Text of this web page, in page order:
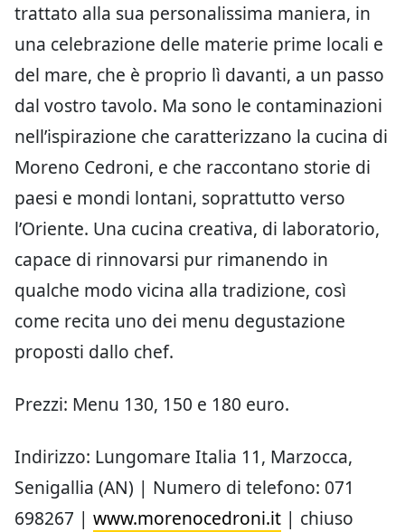
trattato alla sua personalissima maniera, in
una celebrazione delle materie prime locali e
del mare, che è proprio lì davanti, a un passo
dal vostro tavolo. Ma sono le contaminazioni
nell’ispirazione che caratterizzano la cucina di
Moreno Cedroni, e che raccontano storie di
paesi e mondi lontani, soprattutto verso
l’Oriente. Una cucina creativa, di laboratorio,
capace di rinnovarsi pur rimanendo in
qualche modo vicina alla tradizione, così
come recita uno dei menu degustazione
proposti dallo chef.
Prezzi: Menu 130, 150 e 180 euro.
Indirizzo: Lungomare Italia 11, Marzocca,
Senigallia (AN) | Numero di telefono: 071
698267 | www.morenocedroni.it | chiuso